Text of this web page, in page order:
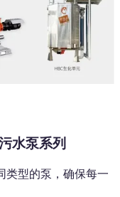
水泵系列
类型的泵，确保每一